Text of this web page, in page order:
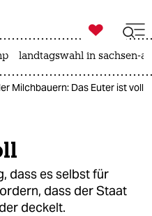

taz zahl ich
landtagswahl in sachsen-
Milchbauern: Das Euter ist voll
dass es selbst für
dass der Staat
deckelt.